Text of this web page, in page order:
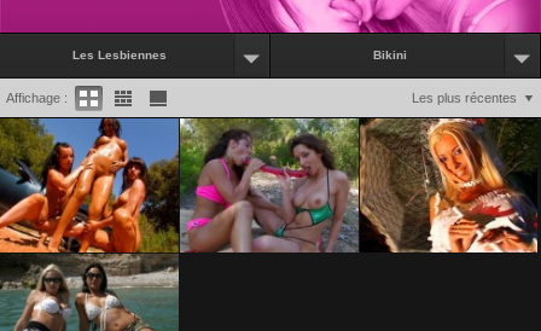
Les Lesbiennes Bikini
Les plus récentes
Affichage :